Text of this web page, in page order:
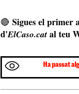
🔴Sigues el primer
d'ElCaso.cat al teu
Ha passat